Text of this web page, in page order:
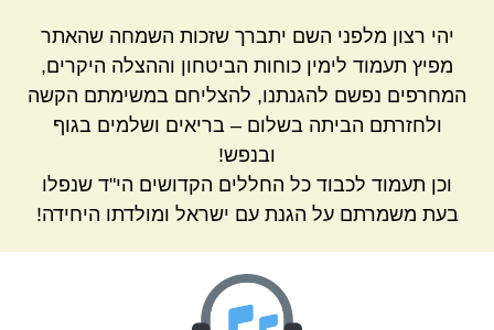
יהי רצון מלפני השם יתברך שזכות השמחה שהאתר
מפיץ תעמוד לימין כוחות הביטחון וההצלה היקרים,
המחרפים נפשם להגנתנו, להצליחם במשימתם הקשה
ולחזרתם הביתה בשלום – בריאים ושלמים בגוף
ובנפש!
וכן תעמוד לכבוד כל החללים הקדושים הי"ד שנפלו
בעת משמרתם על הגנת עם ישראל ומולדתו היחידה!